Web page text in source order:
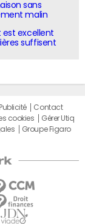
sans
malin
est excellent
suffisent
Publicité
Contact
cookies
Gérer Utiq
Groupe Figaro